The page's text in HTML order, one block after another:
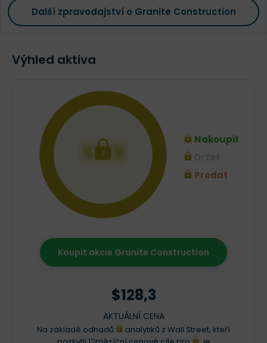
Další zpravodajství o Granite Construction
Výhled aktiva
XXX
Nakoupit
Prodat
Koupit akcie Granite Construction
$128,3
AKTUÁLNÍ CENA
Na základě odhadů
analytiků z Wall Street, kteří